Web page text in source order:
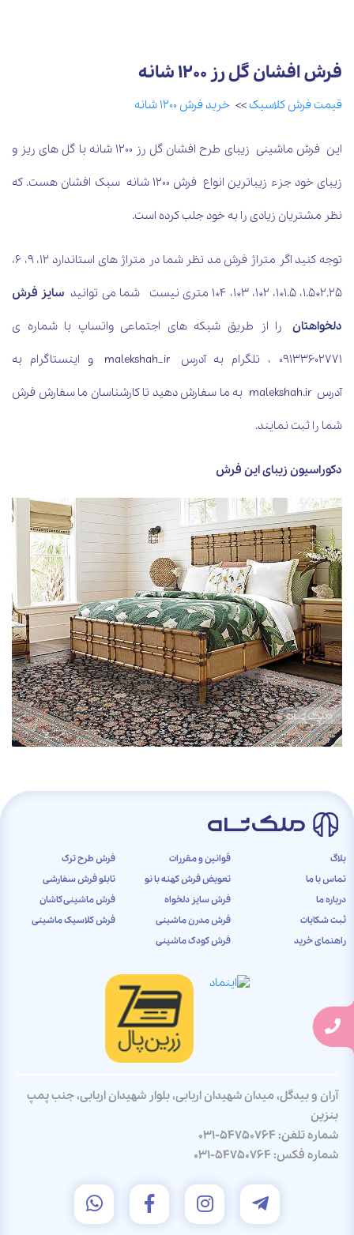
فرش افشان گل رز 1200 شانه
قیمت فرش کلاسیک>> خرید فرش 1200 شانه
این فرش ماشینی زیبای طرح افشان گل رز 1200 شانه با گل های ریز و
زیبای خود جزء زیباترین انواع فرش 1200 شانه سبک افشان هست. که
نظر مشتریان زیادی را به خود جلب کرده است.
توجه کنید اگر متراژ فرش مد نظر شما در متراژ های استاندارد 12، 9، 6،
2.25*1.5، 1.5*1، 2*1، 3*1، 4*1 متری نیست شما می توانید سایز فرش
دلخواهتانرا از طریق شبکه های اجتماعی واتساپ با شماره ی
09133602771 ، تلگرام به آدرس malekshah_ir و اینستاگرام به
آدرس malekshah.ir به ما سفارش دهید تا کارشناسان ما سفارش فرش
شما را ثبت نمایند.
دکوراسیون زیبای این فرش
بلاگ
تماس با ما
درباره ما
ثبت شکایات
راهنمای خرید
قوانین و مقررات
تعویض فرش کهنه با نو
فرش سایز دلخواه
فرش مدرن ماشینی
فرش کودک ماشینی
فرش طرح ترک
تابلو فرش سفارشی
فرش ماشینی کاشان
فرش کلاسیک ماشینی
آران و بیدگل، میدان شهیدان اربابی، بلوار شهیدان اربابی، جنب پمپ
بنزین
شماره تلفن: 031-54750764
شماره فکس: 031-54750764